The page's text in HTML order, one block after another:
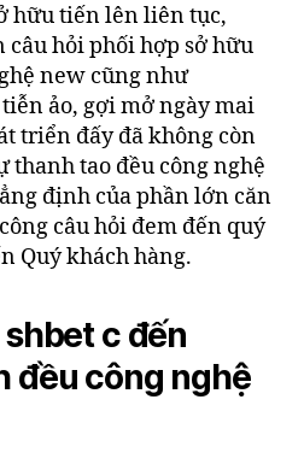
hữu tiến lên liên tục,
câu hỏi phối hợp sở hữu
new cũng như
ảo, gợi mở ngày mai
triển đấy đã không còn
thanh tao đều công nghệ
định của phần lớn căn
câu hỏi đem đến quý
Quý khách hàng.
c đến
đều công nghệ